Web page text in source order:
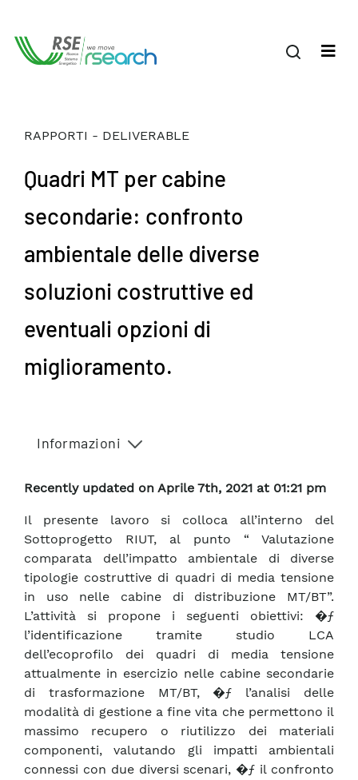
RAPPORTI - DELIVERABLE
Quadri MT per cabine
secondarie: confronto
ambientale delle diverse
soluzioni costruttive ed
eventuali opzioni di
miglioramento.
Informazioni
Recently updated on Aprile 7th, 2021 at 01:21 pm
Il presente lavoro si colloca all’interno del
Sottoprogetto RIUT, al punto “ Valutazione
comparata dell’impatto ambientale di diverse
tipologie costruttive di quadri di media tensione
in uso nelle cabine di distribuzione MT/BT”.
L’attività si propone i seguenti obiettivi: �ƒ
l’identificazione tramite studio LCA
dell’ecoprofilo dei quadri di media tensione
attualmente in esercizio nelle cabine secondarie
di trasformazione MT/BT, �ƒ l’analisi delle
modalità di gestione a fine vita che permettono il
massimo recupero o riutilizzo dei materiali
componenti, valutando gli impatti ambientali
connessi con due diversi scenari, �ƒ il confronto